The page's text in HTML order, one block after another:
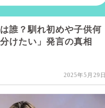
誰？馴れ初めや子供何
けたい」発言の真相
2025年5月29日